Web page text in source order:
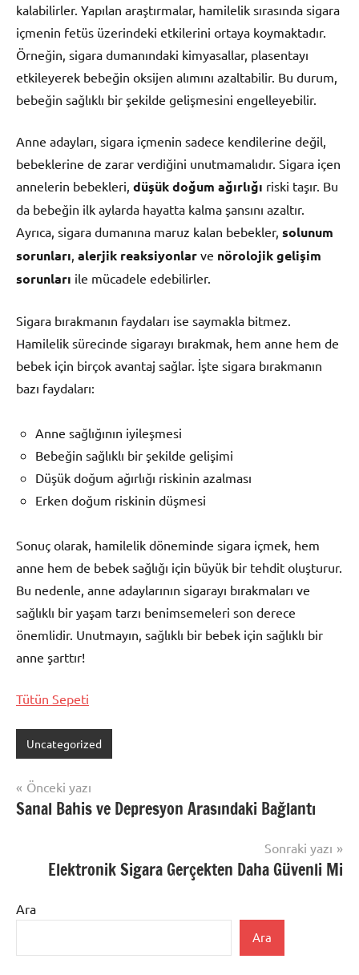
kalabilirler. Yapılan araştırmalar, hamilelik sırasında sigara
içmenin fetüs üzerindeki etkilerini ortaya koymaktadır.
Örneğin, sigara dumanındaki kimyasallar, plasentayı
etkileyerek bebeğin oksijen alımını azaltabilir. Bu durum,
bebeğin sağlıklı bir şekilde gelişmesini engelleyebilir.
Anne adayları, sigara içmenin sadece kendilerine değil,
bebeklerine de zarar verdiğini unutmamalıdır. Sigara içen
annelerin bebekleri, düşük doğum ağırlığı riski taşır. Bu
da bebeğin ilk aylarda hayatta kalma şansını azaltır.
Ayrıca, sigara dumanına maruz kalan bebekler, solunum
sorunları alerjik reaksiyonlar ve nörolojik gelişim
sorunları ile mücadele edebilirler.
Sigara bırakmanın faydaları ise saymakla bitmez.
Hamilelik sürecinde sigarayı bırakmak, hem anne hem de
bebek için birçok avantaj sağlar. İşte sigara bırakmanın
bazı faydaları:
Anne sağlığının iyileşmesi
Bebeğin sağlıklı bir şekilde gelişimi
Düşük doğum ağırlığı riskinin azalması
Erken doğum riskinin düşmesi
Sonuç olarak, hamilelik döneminde sigara içmek, hem
anne hem de bebek sağlığı için büyük bir tehdit oluşturur.
Bu nedenle, anne adaylarının sigarayı bırakmaları ve
sağlıklı bir yaşam tarzı benimsemeleri son derece
önemlidir. Unutmayın, sağlıklı bir bebek için sağlıklı bir
anne şarttır!
Tütün Sepeti
Uncategorized
Yazı
gezinmesi
Önceki yazı
Sanal Bahis ve Depresyon Arasındaki Bağlantı
Sonraki yazı
Elektronik Sigara Gerçekten Daha Güvenli Mi
Ara
Ara